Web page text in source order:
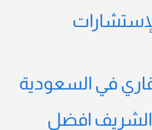
في السعودية
افضل